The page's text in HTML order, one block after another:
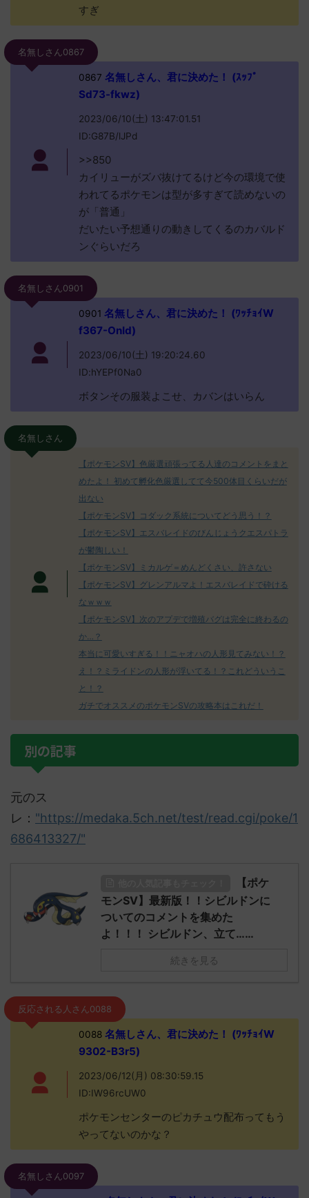
すぎ
名無しさん0867
0867 名無しさん、君に決めた！ (ｽｯﾌﾟ
Sd73-fkwz)
2023/06/10(土) 13:47:01.51
ID:G87B/lJPd
>>850
カイリューがズバ抜けてるけど今の環境で使
われてるポケモンは型が多すぎて読めないの
が「普通」
だいたい予想通りの動きしてくるのカバルド
ンぐらいだろ
名無しさん0901
0901 名無しさん、君に決めた！ (ﾜｯﾁｮｲW
f367-OnId)
2023/06/10(土) 19:20:24.60
ID:hYEPf0Na0
ボタンその服装よこせ、カバンはいらん
名無しさん
【ポケモンSV】色厳選頑張ってる人達のコメントをまと
めたよ！ 初めて孵化色厳選してて今500体目くらいだが
出ない
【ポケモンSV】コダック系統についてどう思う！？
【ポケモンSV】エスバレイドのびんじょうクエスパトラ
が鬱陶しい！
【ポケモンSV】ミカルゲ＝めんどくさい、許さない
【ポケモンSV】グレンアルマよ！エスバレイドで砕ける
なｗｗｗ
【ポケモンSV】次のアプデで増殖バグは完全に終わるの
か…？
本当に可愛いすぎる！！ニャオハの人形見てみない！？
え！？ミライドンの人形が浮いてる！？これどういうこ
と！？
ガチでオススメのポケモンSVの攻略本はこれだ！
別の記事
元のス
レ： "https://medaka.5ch.net/test/read.cgi/poke/1
686413327/"
【ポケ
モンSV】最新版！！シビルドンに
ついてのコメントを集めた
よ！！！ シビルドン、立て……
続きを見る
反応される人さん0088
0088名無しさん、君に決めた！ (ﾜｯﾁｮｲW
9302-B3r5)
2023/06/12(月) 08:30:59.15
ID:IW96rcUW0
ポケモンセンターのピカチュウ配布ってもう
やってないのかな？
名無しさん0097